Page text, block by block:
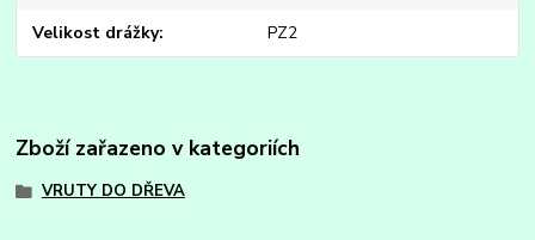
Velikost drážky PZ2
Zboží zařazeno v kategoriích
VRUTY DO DŘEVA